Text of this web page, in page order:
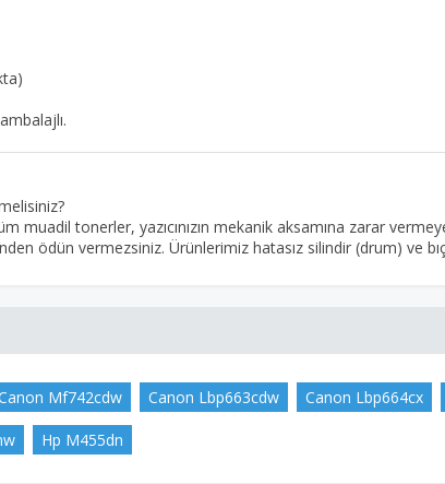
muadil tonerler, yazıcınızın mekanik aksamına zarar
ödün vermezsiniz. Ürünlerimiz hatasız silindir (drum) ve
Mf742cdw Canon Lbp663cdw Canon Lbp664cx
Hp M455dn